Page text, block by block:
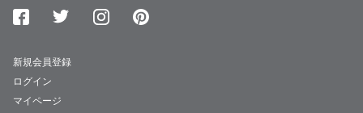
新規会員登録
ログイン
マイページ